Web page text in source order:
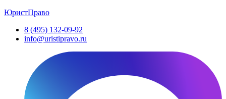
ЮристПраво
8 (495) 132-09-92
info@uristipravo.ru